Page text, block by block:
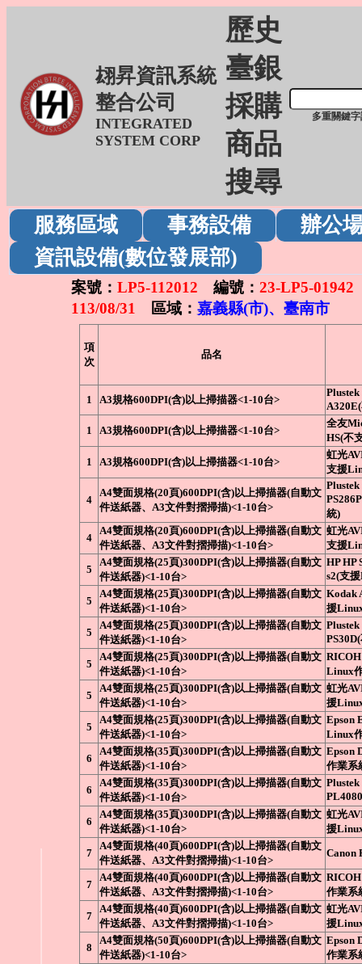
翃昇資訊系統
整合公司
INTEGRATED
SYSTEM CORP
歷史
臺銀
採購
商品
搜尋
多重關鍵
服務區域 事務設備
辦公
資訊設備(數位發展部)
案號： LP5-112012 編號： 23-LP5-01942
113/08/31
區域： 嘉義縣(市)、臺南市
項
次
品名
1 A3規格600DPI(含)以上掃描器<1-10台>
1
A3規格600DPI(含)以上掃描器<1-10台>
全友
HS(不
1
A3規格600DPI(含)以上掃描器<1-10台>
虹光
支援
4
A4雙面規格(20頁)600DPI(含)以上掃描器(自動文
件送紙器、A3文件對摺掃描)<1-10台>
統)
4
A4雙面規格(20頁)600DPI(含)以上掃描器(自動文
件送紙器、A3文件對摺掃描)<1-10台>
虹光
支援
5
A4雙面規格(25頁)300DPI(含)以上掃描器(自動文
件送紙器)<1-10台>
HP HP
s2(支
5
A4雙面規格(25頁)300DPI(含)以上掃描器(自動文
件送紙器)<1-10台>
Kodak
援
5
A4雙面規格(25頁)300DPI(含)以上掃描器(自動文
件送紙器)<1-10台>
5
A4雙面規格(25頁)300DPI(含)以上掃描器(自動文
件送紙器)<1-10台>
RICOH
Linux
5
A4雙面規格(25頁)300DPI(含)以上掃描器(自動文
件送紙器)<1-10台>
虹光
援
5
A4雙面規格(25頁)300DPI(含)以上掃描器(自動文
件送紙器)<1-10台>
Epson
Linux
6
A4雙面規格(35頁)300DPI(含)以上掃描器(自動文
件送紙器)<1-10台>
Epson
作業系
6
A4雙面規格(35頁)300DPI(含)以上掃描器(自動文
件送紙器)<1-10台>
6
A4雙面規格(35頁)300DPI(含)以上掃描器(自動文
件送紙器)<1-10台>
虹光
援
7
A4雙面規格(40頁)600DPI(含)以上掃描器(自動文
件送紙器、A3文件對摺掃描)<1-10台>
Canon
7
A4雙面規格(40頁)600DPI(含)以上掃描器(自動文
件送紙器、A3文件對摺掃描)<1-10台>
作業系
7
A4雙面規格(40頁)600DPI(含)以上掃描器(自動文
件送紙器、A3文件對摺掃描)<1-10台>
虹光
援
8
A4雙面規格(50頁)600DPI(含)以上掃描器(自動文
件送紙器)<1-10台>
Epson
作業系